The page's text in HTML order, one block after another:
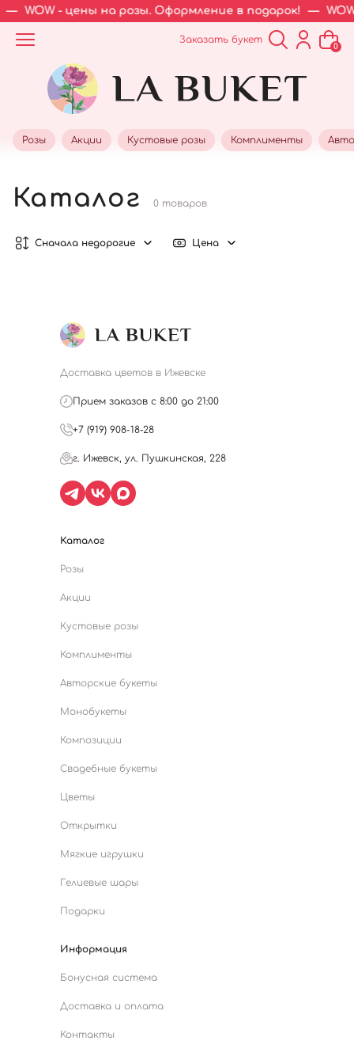
— WOW - цены на розы. Оформление в подарок! —
Заказать букет
0
Розы Акции Кустовые розы Комплименты
Каталог 0 товаров
Сначала недорогие Цена
Доставка цветов в Ижевске
Прием заказов с 8:00 до 21:00
+7 (919) 908-18-28
г. Ижевск, ул. Пушкинская, 228
Каталог
Розы
Акции
Кустовые розы
Комплименты
Авторские букеты
Монобукеты
Композиции
Свадебные букеты
Цветы
Открытки
Мягкие игрушки
Гелиевые шары
Подарки
Информация
Бонусная система
Доставка и оплата
Контакты